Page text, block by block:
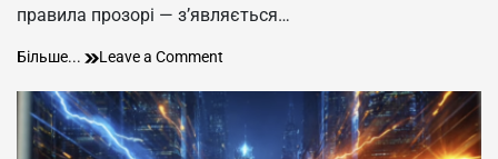
правила прозорі — зʼявляється…
Більше... Вільна
–
вільна
держава
Leave a Comment
економіка
–
вільна